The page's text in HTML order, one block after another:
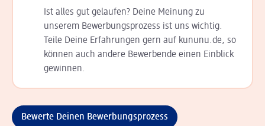
Ist alles gut gelaufen? Deine Meinung zu
unserem Bewerbungsprozess ist uns wichtig.
Teile Deine Erfahrungen gern auf kununu.de, so
können auch andere Bewerbende einen Einblick
gewinnen.
Bewerte Deinen Bewerbungsprozess